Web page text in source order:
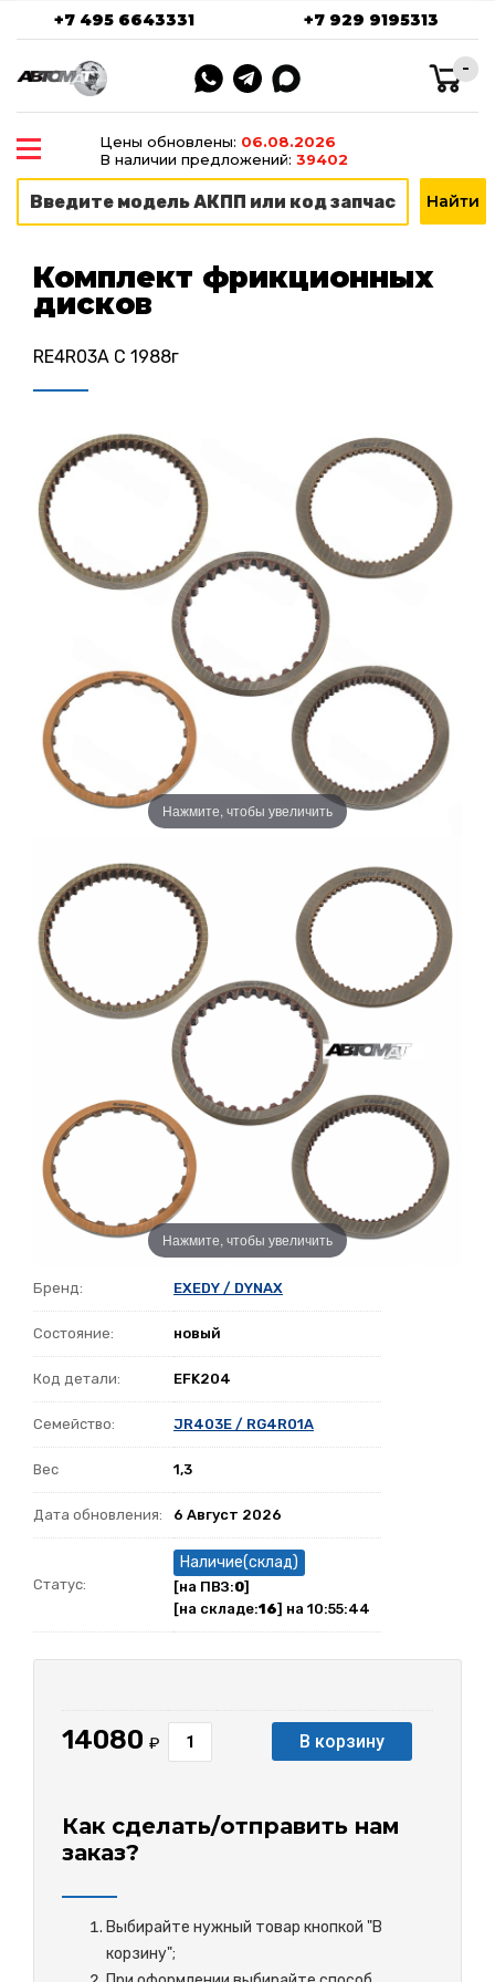
+7 495 6643331 +7 929 9195313
-
Цены обновлены: 06.08.2026
В наличии предложений: 39402
Комплект фрикционных
дисков
RE4R03A C 1988г
Нажмите, чтобы увеличить
Нажмите, чтобы увеличить
Бренд: EXEDY / DYNAX
Состояние: новый
Код детали: EFK204
Семейство: JR403E / RG4R01A
Вес 1,3
Дата обновления: 6 Август 2026
Статус:
Наличие(склад)
[на ПВЗ:0]
[на складе:16] на 10:55:44
14080 ₽ В корзину
Как сделать/отправить нам
заказ?
Выбирайте нужный товар кнопкой "В
корзину";